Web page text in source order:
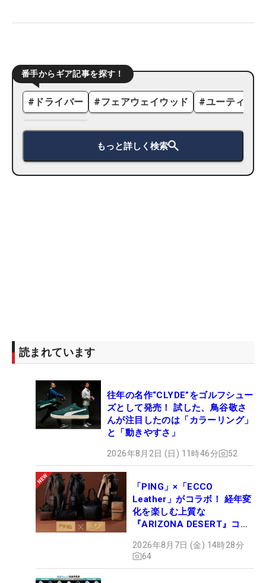
番手からギア記事を探す！
# ドライバー #フェアウェイウッド #ユーティリ
もっと詳しく検索
読まれています
往年の名作“CLYDE”をゴルフシュー
ズとして発売！ 試した、鳥谷敬さ
んが注目したのは「カラーリング」
と「動きやすさ」
2026年8月2日 (日) 11時46分 52
「PING」×「ECCO
Leather」がコラボ！ 経年変
化を楽しむ上質な
『ARIZONA DESERT』コレ
ュー
2026年8月7日 (金) 14時28分
64